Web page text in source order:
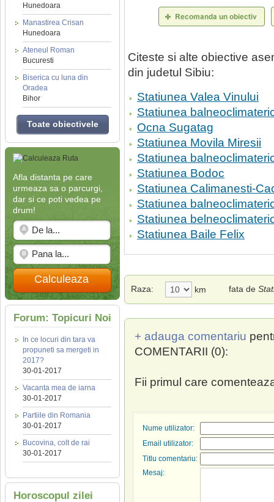
Hunedoara
Manastirea Crisan
Hunedoara
Ateneul Roman
Bucuresti
Biserica cu luna din
Oradea
Bihor
Toate obiectivele
Afla distanta pe care
urmeaza sa o parcurgi,
dar si ce poti vedea pe
drum!
Calculeaza
Forum: Topicuri Noi
In ce locuri din tara va
propuneti sa mergeti in
2017?
30-01-2017
Vacanta mea de iarna
30-01-2017
Partiile din Romania
30-01-2017
Bucovina, colt de rai
30-01-2017
Horoscopul zilei
Citeste si alte obiective
din judetul Sibiu:
Statiunea Valea Vinului
Statiunea
Ocna Sugatag
Statiunea Movila Miresii
Statiunea
Statiunea Bodoc
Statiunea Calimanesti-
Statiunea
Statiunea
Statiunea Baile Felix
Raza: km fata de
+ adauga comentariu
COMENTARII (0):
Fii primul care
Nume utilizator:
Email utilizator:
Titlu comentariu:
Mesaj: